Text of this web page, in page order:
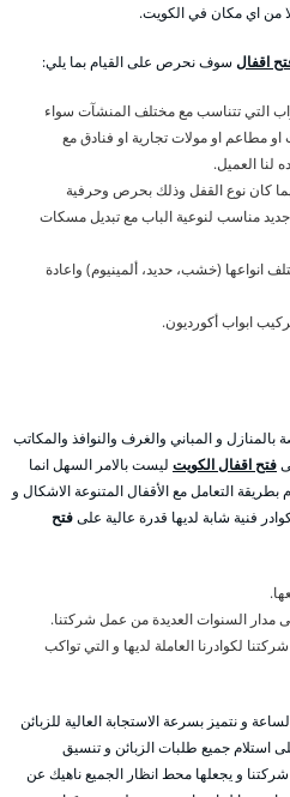
من اي مكان في الكويت.
اقفال سوف نحرص على القيام بما يلي:
التي تتناسب مع مختلف المنشآت سواء
مطاعم او مولات تجارية او فنادق مع
لنا العميل.
كان نوع القفل وذلك بحرص وحرفية
مناسب لنوعية الباب مع تبديل مسكات
انواعها (خشب، حديد، ألمينيوم) واعادة
ابواب أكورديون.
بالمنازل و المباني والغرف والنوافذ والمكاتب
فتح اقفال الكويت ليست بالامر السهل انما
التعامل مع الأقفال المتنوعة الاشكال و
فنية شابة لديها قدرة عالية علىفتح
مدار السنوات العديدة من عمل شركتنا.
لكوادرنا العاملة لديها و التي تواكب
و نتميز بسرعة الاستجابة العالية للزبائن
استلام جميع طلبات الزبائن و تنسيق
و يجعلها محط انظار الجميع ناهيك عن